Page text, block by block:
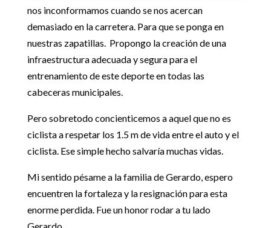
nos inconformamos cuando se nos acercan
demasiado en la carretera. Para que se ponga en
nuestras zapatillas. Propongo la creación de una
infraestructura adecuada y segura para el
entrenamiento de este deporte en todas las
cabeceras municipales.
Pero sobretodo concienticemos a aquel que no es
ciclista a respetar los 1.5 m de vida entre el auto y el
ciclista. Ese simple hecho salvaría muchas vidas.
Mi sentido pésame a la familia de Gerardo, espero
encuentren la fortaleza y la resignación para esta
enorme perdida. Fue un honor rodar a tu lado